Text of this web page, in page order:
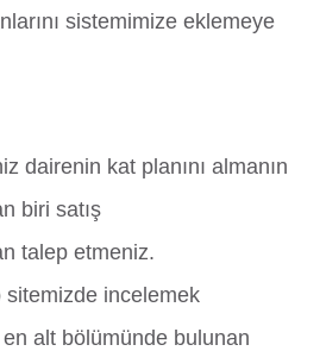
sistemimize eklemeye
dairenin kat planını almanın
biri satış
talep etmeniz.
incelemek
alt bölümünde bulunan